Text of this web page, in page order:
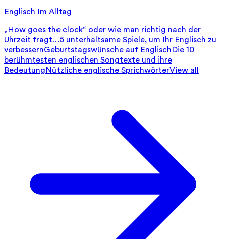
Englisch Im Alltag
„How goes the clock“ oder wie man richtig nach der
Uhrzeit fragt…5 unterhaltsame Spiele, um Ihr Englisch zu
verbessernGeburtstagswünsche auf EnglischDie 10
berühmtesten englischen Songtexte und ihre
BedeutungNützliche englische SprichwörterView all